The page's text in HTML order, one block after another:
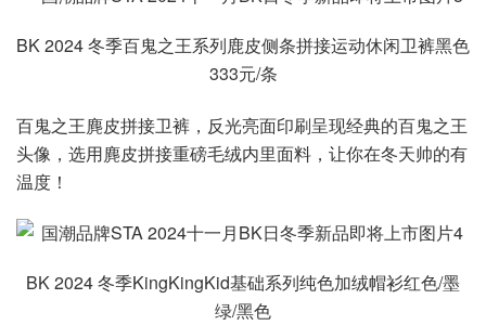
BK 2024 冬季百鬼之王系列鹿皮侧条拼接运动休闲卫裤黑色
333元/条
百鬼之王麂皮拼接卫裤，反光亮面印刷呈现经典的百鬼之王
头像，选用麂皮拼接重磅毛绒内里面料，让你在冬天帅的有
温度！
BK 2024 冬季KingKingKid基础系列纯色加绒帽衫红色/墨
绿/黑色